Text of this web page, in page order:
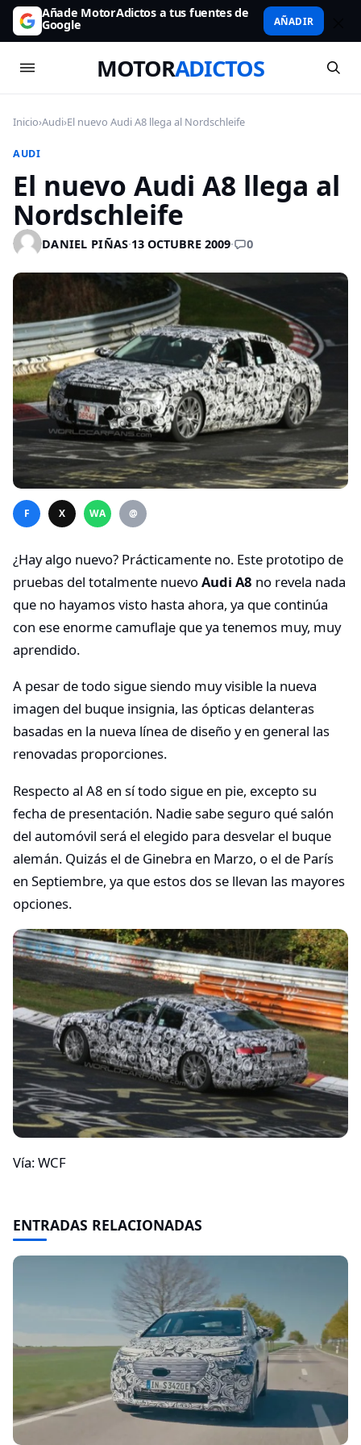
Añade MotorAdictos a tus fuentes de
Google AÑADIR
MOTORADICTOS
Inicio›Audi›El nuevo Audi A8 llega al Nordschleife
AUDI
El nuevo Audi A8 llega al
Nordschleife
DANIEL PIÑAS·13 OCTUBRE 2009· 0
F X WA @
¿Hay algo nuevo? Prácticamente no. Este prototipo de
pruebas del totalmente nuevoAudi A8 no revela nada
que no hayamos visto hasta ahora, ya que continúa
con ese enorme camuflaje que ya tenemos muy, muy
aprendido.
A pesar de todo sigue siendo muy visible la nueva
imagen del buque insignia, las ópticas delanteras
basadas en la nueva línea de diseño y en general las
renovadas proporciones.
Respecto al A8 en sí todo sigue en pie, excepto su
fecha de presentación. Nadie sabe seguro qué salón
del automóvil será el elegido para desvelar el buque
alemán. Quizás el de Ginebra en Marzo, o el de París
en Septiembre, ya que estos dos se llevan las mayores
opciones.
Vía: WCF
ENTRADAS RELACIONADAS